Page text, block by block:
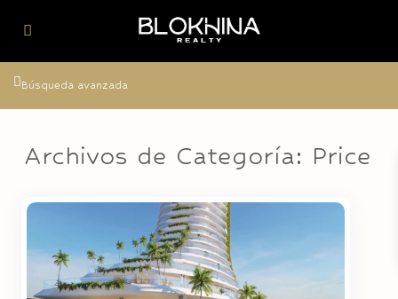
Búsqueda avanzada
Archivos de Categoría: Price